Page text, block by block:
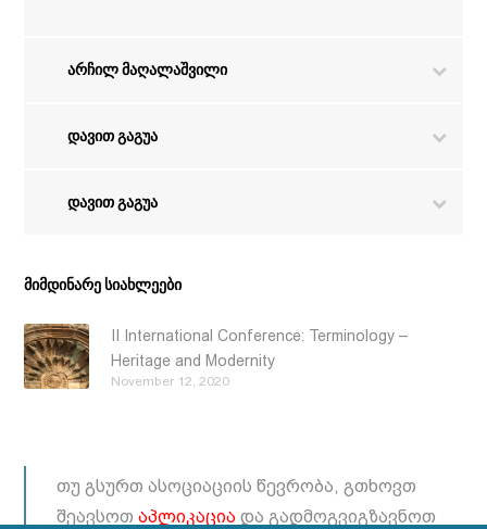
არჩილ მაღალაშვილი
დავით გაგუა
დავით გაგუა
Მიმდინარე Სიახლეები
II International Conference: Terminology –
Heritage and Modernity
November 12, 2020
თუ გსურთ ასოციაციის წევრობა, გთხოვთ
შეავსოთაპლიკაცია და გადმოგვიგზავნოთ